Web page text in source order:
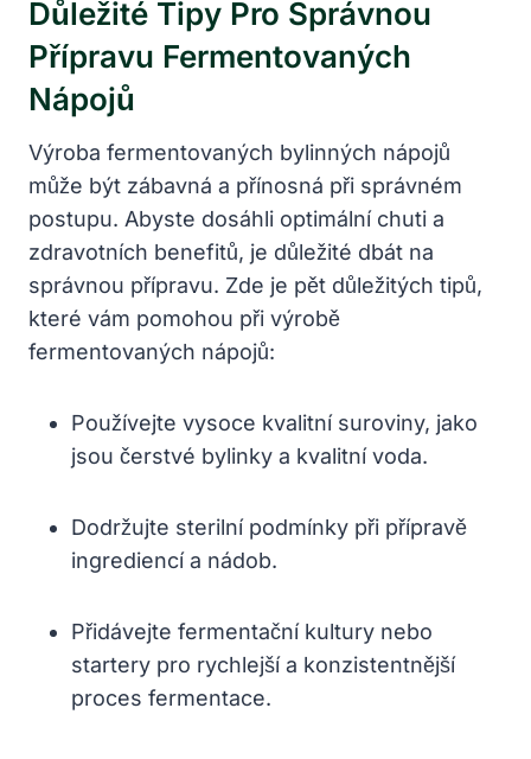
Důležité Tipy Pro Správnou
Přípravu Fermentovaných
Nápojů
Výroba fermentovaných bylinných nápojů
může být zábavná a přínosná při správném
postupu. Abyste dosáhli optimální chuti a
zdravotních benefitů, je důležité dbát na
správnou přípravu. Zde je pět důležitých tipů,
které vám pomohou při výrobě
fermentovaných nápojů:
Používejte vysoce kvalitní suroviny, jako
jsou čerstvé bylinky a kvalitní voda.
Dodržujte sterilní podmínky při přípravě
ingrediencí a nádob.
Přidávejte fermentační kultury nebo
startery pro rychlejší a konzistentnější
proces fermentace.